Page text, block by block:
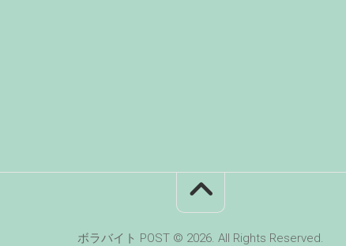
ボラバイト POST © 2026. All Rights Reserved.